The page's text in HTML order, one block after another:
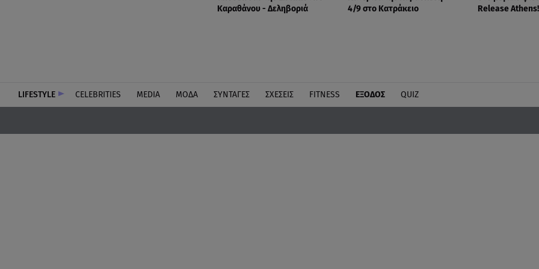
Καραθάνου - Δεληβοριά
4/9 στο Κατράκειο
Release Athens!
LIFESTYLE CELEBRITIES MEDIA ΜΟΔΑ ΣΥΝΤΑΓΕΣ ΣΧΕΣΕΙΣ FITNESS ΕΞΟΔΟΣ QUIZ